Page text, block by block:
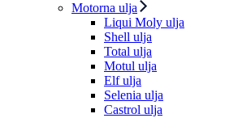
Motorna ulja
Liqui Moly ulja
Shell ulja
Total ulja
Motul ulja
Elf ulja
Selenia ulja
Castrol ulja